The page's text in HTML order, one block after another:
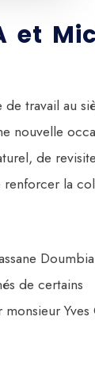
et
travail au
nouvelle
de
renforcer la
de certains
Yves